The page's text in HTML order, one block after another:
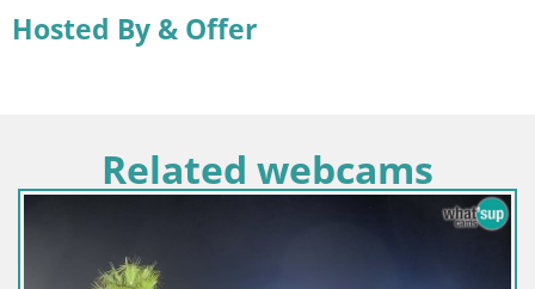
Hosted By & Offer
Related webcams
Italia / Sardegna / Golfo Aranci